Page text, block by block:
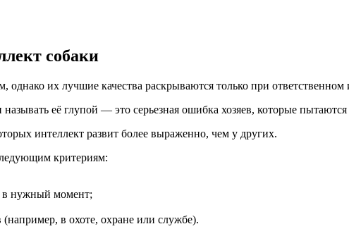
собаки
однако их лучшие качества раскрываются только при
её глупой — это серьезная ошибка хозяев, которые
интеллект развит более выраженно, чем у других.
критериям:
в нужный момент;
в охоте, охране или службе).